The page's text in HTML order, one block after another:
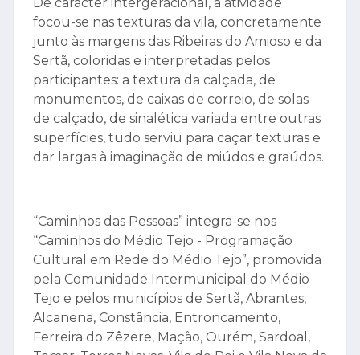
participantes.
De carácter intergeracional, a atividade
focou-se nas texturas da vila, concretamente
junto às margens das Ribeiras do Amioso e da
Sertã, coloridas e interpretadas pelos
participantes: a textura da calçada, de
superfícies, tudo serviu para caçar texturas e
dar largas à imaginação de miúdos e graúdos.
“Caminhos das Pessoas” integra-se nos
“Caminhos do Médio Tejo - Programação
Cultural em Rede do Médio Tejo”, promovida